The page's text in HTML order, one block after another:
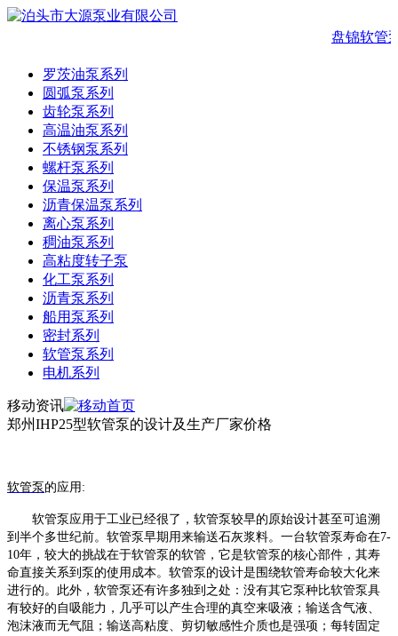
盘锦软管泵
罗茨油泵系列
圆弧泵系列
齿轮泵系列
高温油泵系列
不锈钢泵系列
螺杆泵系列
保温泵系列
沥青保温泵系列
离心泵系列
稠油泵系列
高粘度转子泵
化工泵系列
沥青泵系列
船用泵系列
密封系列
软管泵系列
电机系列
移动资讯
郑州IHP25型软管泵的设计及生产厂家价格
软管泵 的应用 :
软管泵应用于工业已经很了，软管泵较早的原始设计甚至可追溯
到半个多世纪前。软管泵早期用来输送石灰浆料。一台软管泵寿命在7-
10年，较大的挑战在于软管泵的软管，它是软管泵的核心部件，其寿
命直接关系到泵的使用成本。软管泵的设计是围绕软管寿命较大化来
进行的。此外，软管泵还有许多独到之处：没有其它泵种比软管泵具
有较好的自吸能力，几乎可以产生合理的真空来吸液；输送含气液、
泡沫液而无气阻；输送高粘度、剪切敏感性介质也是强项；每转固定